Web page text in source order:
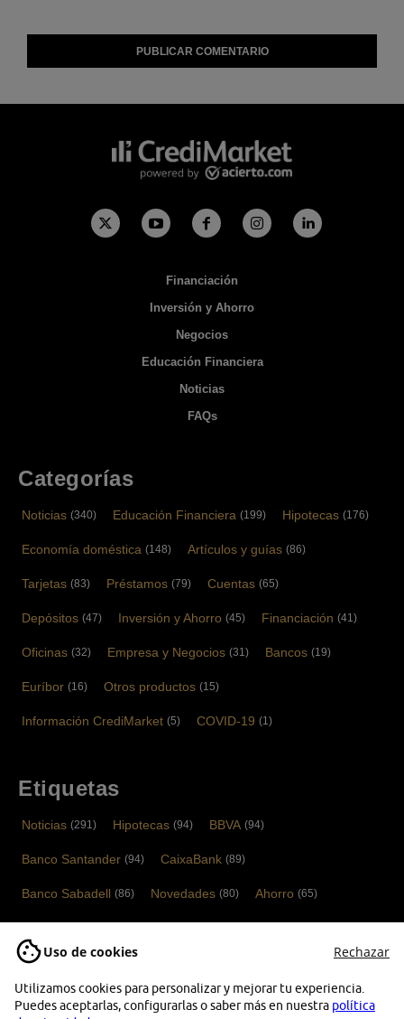
Uso de cookies Rechazar
Utilizamos cookies para personalizar y mejorar tu experiencia.
Puedes aceptarlas, configurarlas o saber más en nuestra política
Financiación
Inversión y Ahorro
Negocios
Educación Financiera
Noticias
FAQs
Categorías
Noticias (340) Educación Financiera (199) Hipotecas (176)
Economía doméstica (148) Artículos y guías (86)
Tarjetas (83) Préstamos (79) Cuentas (65)
Depósitos (47) Inversión y Ahorro (45) Financiación (41)
Oficinas (32) Empresa y Negocios (31) Bancos (19)
Euríbor (16) Otros productos (15)
Información CrediMarket (5) COVID-19 (1)
Etiquetas
Noticias (291) Hipotecas (94) BBVA (94)
Banco Santander (94) CaixaBank (89)
Banco Sabadell (86) Novedades (80) Ahorro (65)
ING (33)
Noticias Tarjetas (33) Banco Mediolanum (33) Abanca (31)